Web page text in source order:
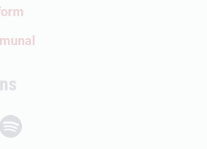
Link)
(Öffnet externen Link)
(Öffnet externen Link)
Kununu (Öffnet externen Link)
auf LinkedIn (Öffnet externen Link)
Folgen auf Spotify (Öffnet externen Link)